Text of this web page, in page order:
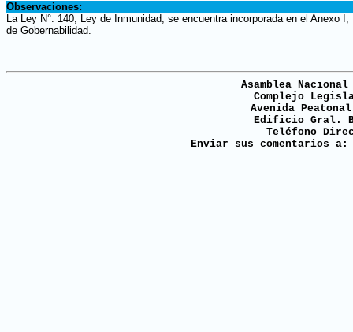
Observaciones:
La Ley N°. 140, Ley de Inmunidad, se encuentra incorporada en el Anexo
de Gobernabilidad.
Asamblea
Complejo
Avenida
Edificio Gral.
Teléfono
Enviar sus comentarios